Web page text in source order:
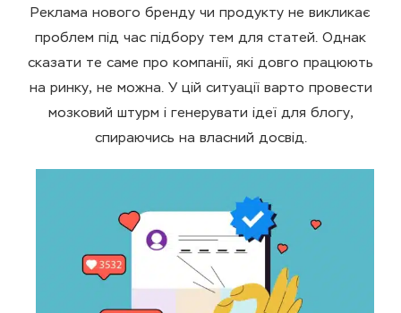
Реклама нового бренду чи продукту не викликає
проблем під час підбору тем для статей. Однак
сказати те саме про компанії, які довго працюють
на ринку, не можна. У цій ситуації варто провести
мозковий штурм і генерувати ідеї для блогу,
спираючись на власний досвід.